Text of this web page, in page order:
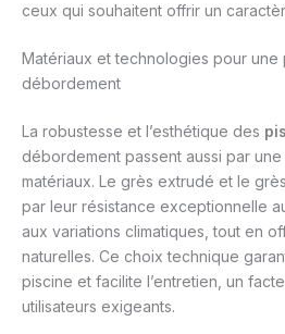
ceux qui souhaitent offrir un
Matériaux et technologies pour une
débordement
La robustesse et l’esthétique des
débordement passent aussi par
matériaux. Le grès extrudé et le
par leur résistance exceptionnelle
aux variations climatiques, tout en
naturelles. Ce choix technique
piscine et facilite l’entretien, un
utilisateurs exigeants.